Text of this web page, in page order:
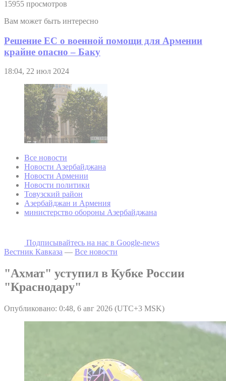
15955 просмотров
Вам может быть интересно
Решение ЕС о военной помощи для Армении
крайне опасно – Баку
18:04, 22 июл 2024
Все новости
Новости Азербайджана
Новости Армении
Новости политики
Товузский район
Азербайджан и Армения
министерство обороны Азербайджана
Подписывайтесь на наc в Google-news
Вестник Кавказа — Все новости
"Ахмат" уступил в Кубке России
"Краснодару"
Опубликовано: 0:48, 6 авг 2026 (UTC+3 MSK)